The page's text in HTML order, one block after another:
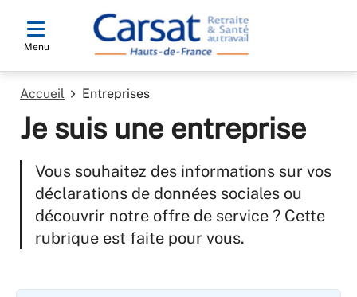
Menu
Accueil Entreprises
Je suis une entreprise
Vous souhaitez des informations sur vos
déclarations de données sociales ou
découvrir notre offre de service ? Cette
rubrique est faite pour vous.